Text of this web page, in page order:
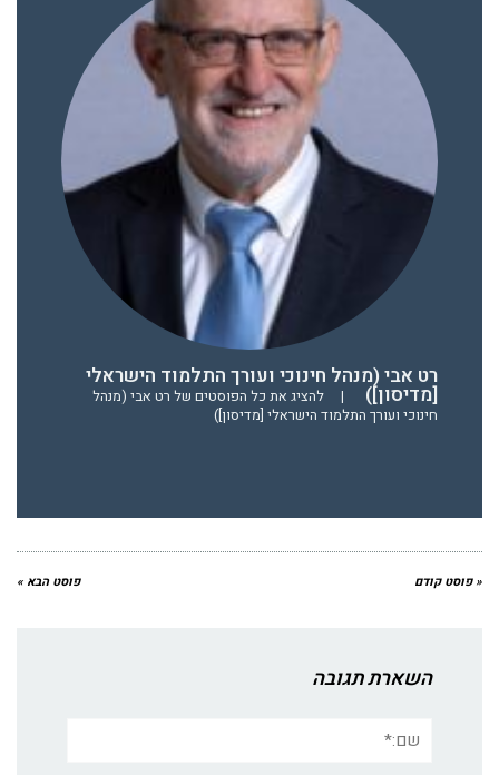
רט אבי (מנהל חינוכי ועורך התלמוד הישראלי
[מדיסון]) |
להציג את כל הפוסטים של רט אבי (מנהל
חינוכי ועורך התלמוד הישראלי [מדיסון])
« פוסט קודם פוסט הבא »
השארת תגובה